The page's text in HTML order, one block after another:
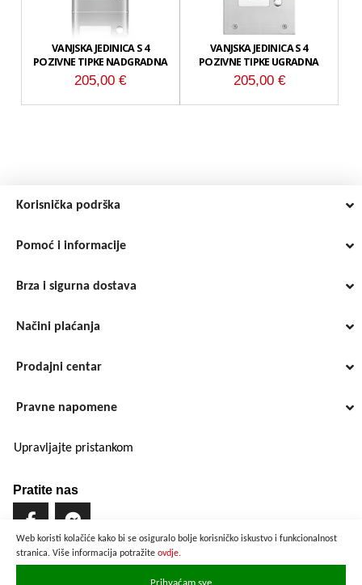
Web koristi kolačiće kako bi se osiguralo bolje korisničko iskustvo i funkcionalnost
stranica. Više informacija potražite ovdje.
Prihvaćam sve
VANJSKA JEDINICA S 4
POZIVNE TIPKE NADGRADNA
205,00€
VANJSKA JEDINICA S 4
POZIVNE TIPKE UGRADNA
205,00 €
Korisnička podrška
Pomoć i informacije
Brza i sigurna dostava
Načini plaćanja
Prodajni centar
Pravne napomene
Upravljajte pristankom
Pratite nas
Brzo i sigurno plaćanje